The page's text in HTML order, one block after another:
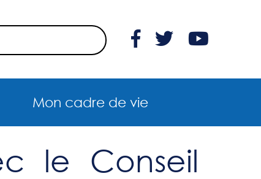
Mon cadre de vie
le Conseil